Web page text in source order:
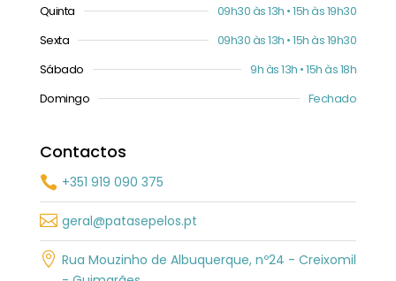
Quinta
09h30 às 13h • 15h às 19h30
Sexta
09h30 às 13h • 15h às 19h30
Sábado
9h às 13h • 15h às 18h
Domingo
Fechado
Contactos
 +351 919 090 375
 geral@patasepelos.pt
 Rua Mouzinho de Albuquerque, nº24 - Creixomil